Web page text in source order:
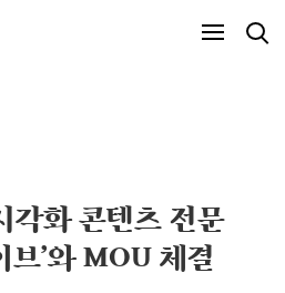
각화 콘텐츠 전문
브’와 MOU 체결